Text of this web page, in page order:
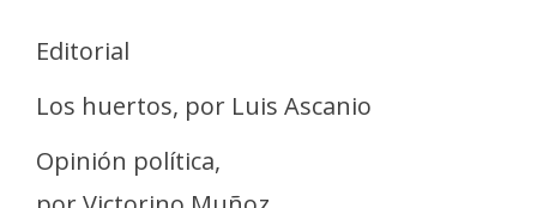
Editorial
Los huertos, por Luis Ascanio
Opinión política,